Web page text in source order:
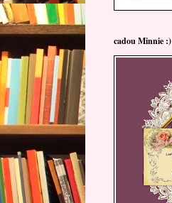
cadou Minnie :)